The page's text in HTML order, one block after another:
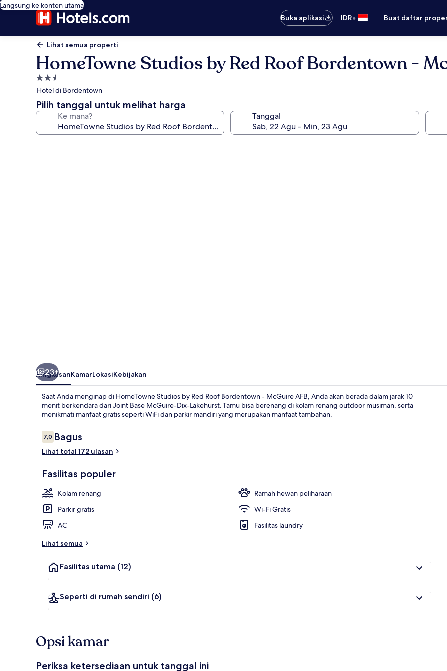
Langsung ke konten utama
Buka aplikasi
IDR• Buat daftar
Lihat semua properti
HomeTowne Studios by Red Roof Bordentown -
Properti
bintang
2.5
Hotel di Bordentown
Pilih tanggal untuk melihat harga
Ke mana? Tanggal
Mesin
23+
RingkasanKamarLokasiKebijakan
Saat Anda menginap di HomeTowne Studios by Red Roof Bordentown - McGuire AFB, Anda akan berada dalam jarak 10
menit berkendara dari Joint Base McGuire-Dix-Lakehurst. Tamu bisa berenang di kolam renang outdoor musiman, serta
menikmati manfaat gratis seperti WiFi dan parkir mandiri yang merupakan manfaat tambahan.
Ulasan
7,07,0 dari 10
Bagus
Lihat total 172 ulasan
Fasilitas populer
Kolam renang
Ramah hewan peliharaan
Parkir gratis
Wi-Fi Gratis
AC
Fasilitas laundry
Lihat semua
Fasilitas utama (12)
Seperti di rumah sendiri (6)
Opsi kamar
Periksa ketersediaan untuk tanggal ini